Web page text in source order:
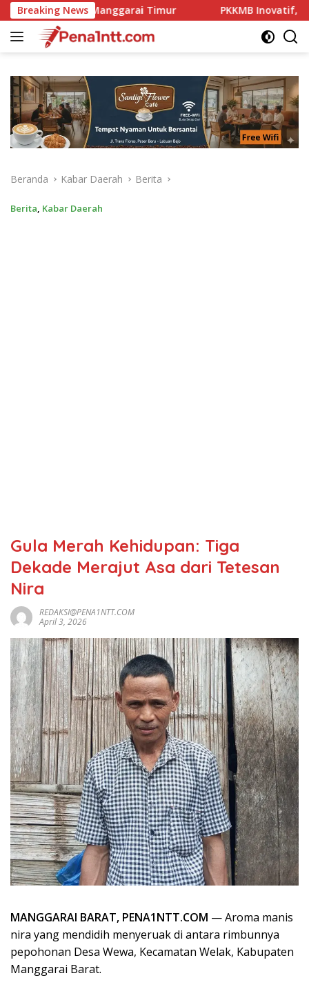
Langsung
ke
konten
Breaking NewsPKKMB Inovatif, Komitmen Kampus STIPAS St.
Beranda Kabar Daerah Berita
Berita Kabar Daerah
Gula Merah Kehidupan: Tiga
Dekade Merajut Asa dari Tetesan
Nira
REDAKSI@PENA1NTT.COM
April 3, 2026
MANGGARAI BARAT, PENA1NTT.COM — Aroma manis
nira yang mendidih menyeruak di antara rimbunnya
pepohonan Desa Wewa, Kecamatan Welak, Kabupaten
Manggarai Barat.